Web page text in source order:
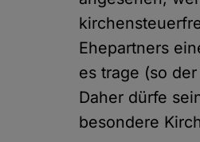
Ehepartners
es trage (so
Daher dürfe
besondere